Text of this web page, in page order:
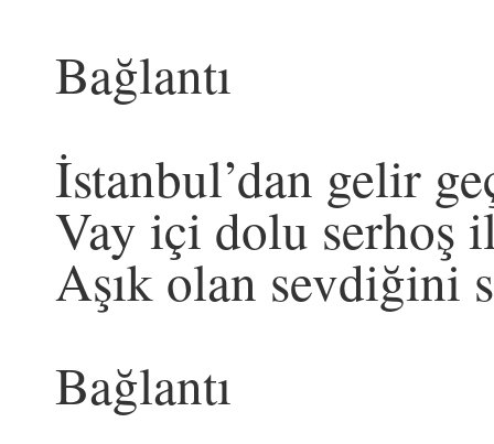
Bağlantı
İstanbul’dan gelir
Vay içi dolu serhoş
Aşık olan sevdiğini
Bağlantı